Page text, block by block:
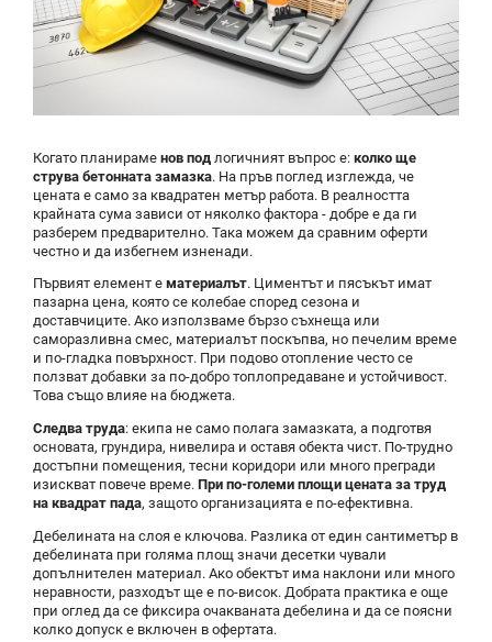
Когато планираме нов под логичният въпрос е: колко ще
струва бетонната замазка. На пръв поглед изглежда, че
цената е само за квадратен метър работа. В реалността
крайната сума зависи от няколко фактора - добре е да ги
разберем предварително. Така можем да сравним оферти
честно и да избегнем изненади.
Първият елемент е материалът. Циментът и пясъкът имат
пазарна цена, която се колебае според сезона и
доставчиците. Ако използваме бързо съхнеща или
саморазливна смес, материалът поскъпва, но печелим време
и по-гладка повърхност. При подово отопление често се
ползват добавки за по-добро топлопредаване и устойчивост.
Това също влияе на бюджета.
Следва труда: екипа не само полага замазката, а подготвя
основата, грундира, нивелира и оставя обекта чист. По-трудно
достъпни помещения, тесни коридори или много прегради
изискват повече време. При по-големи площи цената за труд
на квадрат пада, защото организацията е по-ефективна.
Дебелината на слоя е ключова. Разлика от един сантиметър в
дебелината при голяма площ значи десетки чували
допълнителен материал. Ако обектът има наклони или много
неравности, разходът ще е по-висок. Добрата практика е още
при оглед да се фиксира очакваната дебелина и да се поясни
колко допуск е включен в офертата.